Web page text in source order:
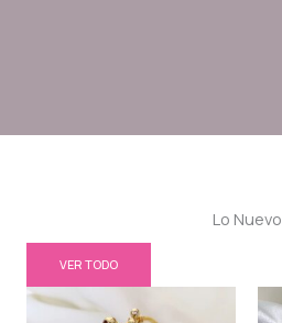
Lo Nuevo
VER TODO